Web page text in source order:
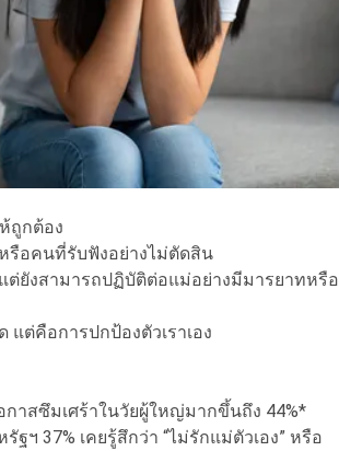
ถูกต้อง
รือคนที่รับฟังอย่างไม่ตัดสิน
ต่ยังสามารถปฏิบัติต่อแม่อย่างมีมารยาทหรือ
ต่คือการปกป้องตัวเราเอง
าสซึมเศร้าในวัยผู้ใหญ่มากขึ้นถึง 44%*
ฯ 37% เคยรู้สึกว่า “ไม่รักแม่ตัวเอง” หรือ